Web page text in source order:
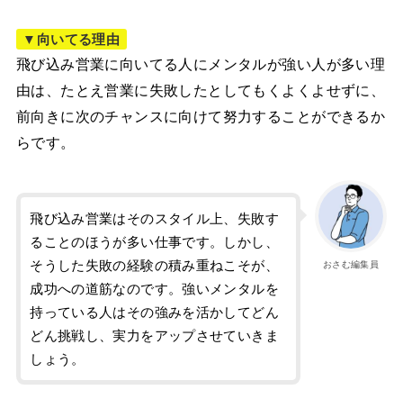
▼向いてる理由
飛び込み営業に向いてる人にメンタルが強い人が多い理
由は、たとえ営業に失敗したとしてもくよくよせずに、
前向きに次のチャンスに向けて努力することができるか
らです。
おさむ編集員
飛び込み営業はそのスタイル上、失敗す
ることのほうが多い仕事です。しかし、
そうした失敗の経験の積み重ねこそが、
成功への道筋なのです。強いメンタルを
持っている人はその強みを活かしてどん
どん挑戦し、実力をアップさせていきま
しょう。